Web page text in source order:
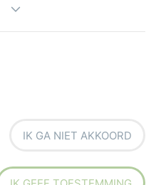
Disclaimer Cookies Forbo
IK GA NIET AKKOORD